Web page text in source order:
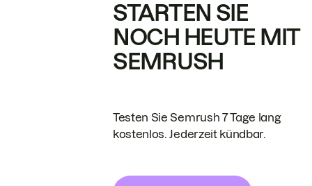
STARTEN SIE
NOCH HEUTE MIT
SEMRUSH
Testen Sie Semrush 7 Tage lang
kostenlos. Jederzeit kündbar.